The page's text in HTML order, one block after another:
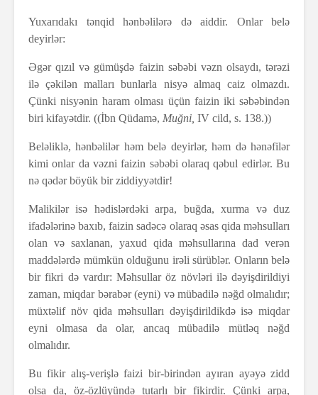
Yuxarıdakı tənqid hənbəlilərə də aiddir. Onlar belə
deyirlər:
Əgər qızıl və gümüşdə faizin səbəbi vəzn olsaydı, tərəzi
ilə çəkilən malları bunlarla nisyə almaq caiz olmazdı.
Çünki nisyənin haram olması üçün faizin iki səbəbindən
biri kifayətdir. ((İbn Qüdamə, Muğni, IV cild, s. 138.))
Beləliklə, hənbəlilər həm belə deyirlər, həm də hənəfilər
kimi onlar da vəzni faizin səbəbi olaraq qəbul edirlər. Bu
nə qədər böyük bir ziddiyyətdir!
Malikilər isə hədislərdəki arpa, buğda, xurma və duz
ifadələrinə baxıb, faizin sadəcə olaraq əsas qida məhsulları
olan və saxlanan, yaxud qida məhsullarına dad verən
maddələrdə mümkün olduğunu irəli sürüblər. Onların belə
bir fikri də vardır: Məhsullar öz növləri ilə dəyişdirildiyi
zaman, miqdar bərabər (eyni) və mübadilə nəğd olmalıdır;
müxtəlif növ qida məhsulları dəyişdirildikdə isə miqdar
eyni olmasa da olar, ancaq mübadilə mütləq nəğd
olmalıdır.
Bu fikir alış-verişlə faizi bir-birindən ayıran ayəyə zidd
olsa da, öz-özlüyündə tutarlı bir fikirdir. Çünki arpa,